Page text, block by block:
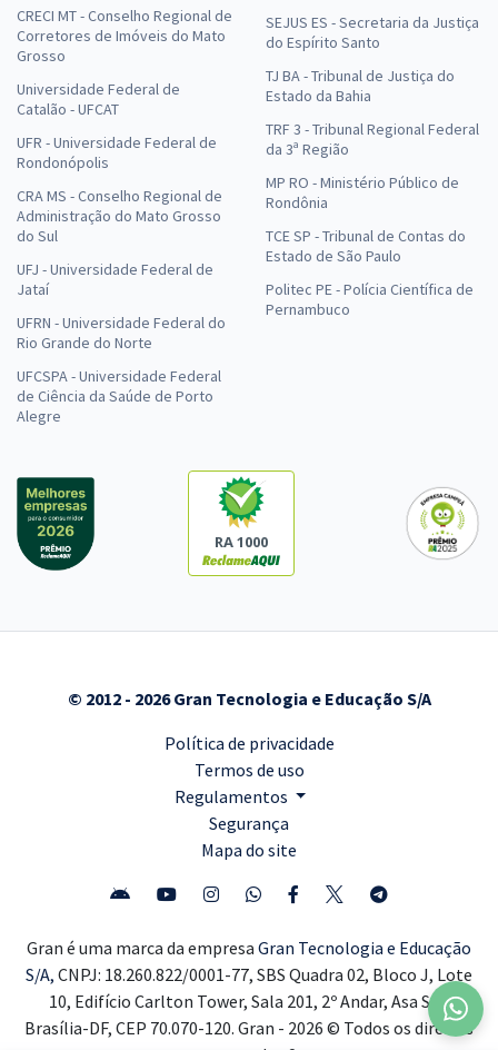
CRECI MT - Conselho Regional de
Corretores de Imóveis do Mato
Grosso
Universidade Federal de
Catalão - UFCAT
UFR - Universidade Federal de
Rondonópolis
CRA MS - Conselho Regional de
Administração do Mato Grosso
do Sul
UFJ - Universidade Federal de
Jataí
UFRN - Universidade Federal do
Rio Grande do Norte
UFCSPA - Universidade Federal
de Ciência da Saúde de Porto
Alegre
SEJUS ES - Secretaria da Justiça
do Espírito Santo
TJ BA - Tribunal de Justiça do
Estado da Bahia
TRF 3 - Tribunal Regional Federal
da 3ª Região
MP RO - Ministério Público de
Rondônia
TCE SP - Tribunal de Contas do
Estado de São Paulo
Politec PE - Polícia Científica de
Pernambuco
RA 1000
© 2012 - 2026 Gran Tecnologia e Educação S/A
Política de privacidade
Termos de uso
Regulamentos
Segurança
Mapa do site
Gran é uma marca da empresa Gran Tecnologia e Educação
S/A, CNPJ: 18.260.822/0001-77, SBS Quadra 02, Bloco J, Lote
10, Edifício Carlton Tower, Sala 201, 2º Andar, Asa Sul,
Brasília-DF, CEP 70.070-120. Gran - 2026 © Todos os direitos